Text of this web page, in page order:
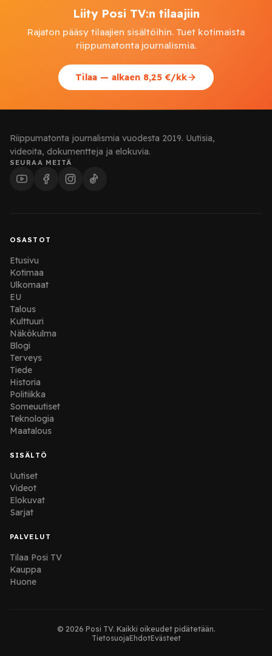
Liity Posi TV:n tilaajiin
Rajaton pääsy tilaajien sisältöihin. Tuet kotimaista
riippumatonta journalismia.
Tilaa — alkaen 8,25 €/kk
Riippumatonta journalismia vuodesta 2019. Uutisia,
videoita, dokumentteja ja elokuvia.
SEURAA MEITÄ
OSASTOT
Etusivu
Kotimaa
Ulkomaat
EU
Talous
Kulttuuri
Näkökulma
Blogi
Terveys
Tiede
Historia
Politiikka
Someuutiset
Teknologia
Maatalous
SISÄLTÖ
Uutiset
Videot
Elokuvat
Sarjat
PALVELUT
Tilaa Posi TV
Kauppa
Huone
© 2026 Posi TV. Kaikki oikeudet pidätetään.
TietosuojaEhdotEvästeet